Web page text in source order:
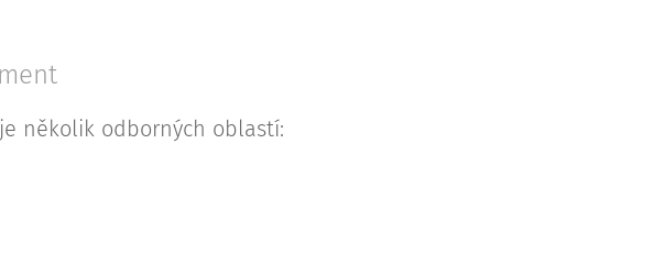
několik odborných oblastí: